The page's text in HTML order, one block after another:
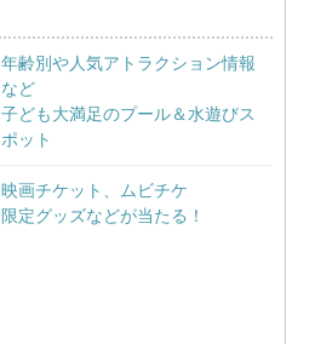
年齢別や人気アトラクション情報
など
子ども大満足のプール＆水遊びス
ポット
映画チケット、ムビチケ
限定グッズなどが当たる！